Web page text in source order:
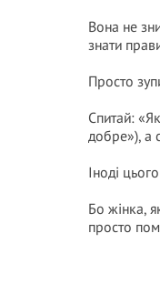
Вона не
знати
Просто
Спитай:
добре»), а
Іноді
Бо жінка,
просто